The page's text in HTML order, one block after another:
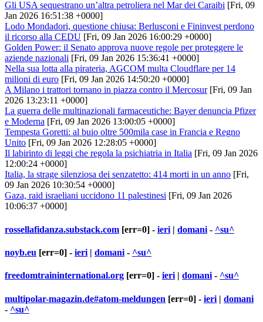
Gli USA sequestrano un’altra petroliera nel Mar dei Caraibi [Fri, 09
Jan 2026 16:51:38 +0000]
Lodo Mondadori, questione chiusa: Berlusconi e Fininvest perdono
il ricorso alla CEDU [Fri, 09 Jan 2026 16:00:29 +0000]
Golden Power: il Senato approva nuove regole per proteggere le
aziende nazionali [Fri, 09 Jan 2026 15:36:41 +0000]
Nella sua lotta alla pirateria, AGCOM multa Cloudflare per 14
milioni di euro [Fri, 09 Jan 2026 14:50:20 +0000]
A Milano i trattori tornano in piazza contro il Mercosur[Fri, 09 Jan
2026 13:23:11 +0000]
La guerra delle multinazionali farmaceutiche: Bayer denuncia Pfizer
e Moderna [Fri, 09 Jan 2026 13:00:05 +0000]
Tempesta Goretti: al buio oltre 500mila case in Francia e Regno
Unito [Fri, 09 Jan 2026 12:28:05 +0000]
Il labirinto di leggi che regola la psichiatria in Italia [Fri, 09 Jan 2026
12:00:24 +0000]
Italia, la strage silenziosa dei senzatetto: 414 morti in un anno [Fri,
09 Jan 2026 10:30:54 +0000]
Gaza, raid israeliani uccidono 11 palestinesi [Fri, 09 Jan 2026
10:06:37 +0000]
rossellafidanza.substack.com [err=0] - ieri | domani - ^su^
noyb.eu [err=0] - ieri | domani - ^su^
freedomtraininternational.org [err=0] - ieri | domani - ^su^
multipolar-magazin.de#atom-meldungen [err=0] - ieri | domani
- ^su^